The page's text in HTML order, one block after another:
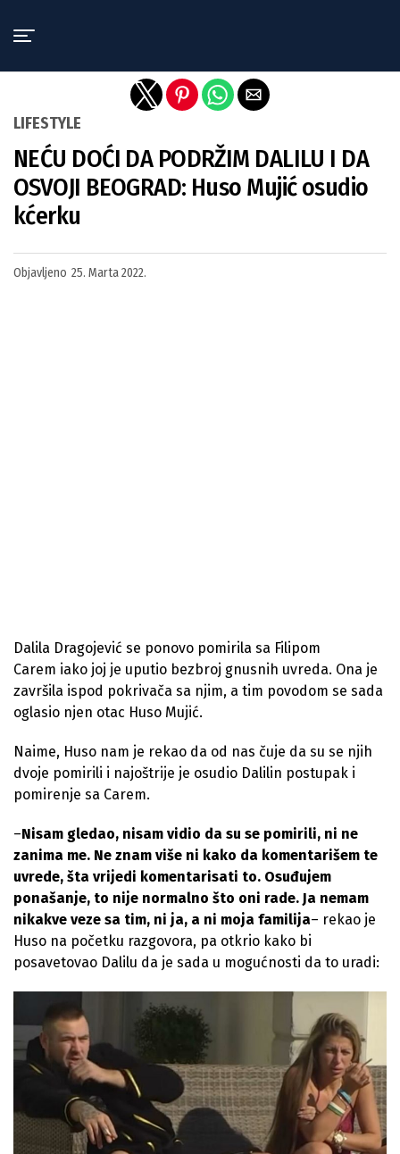
LIFESTYLE
NEĆU DOĆI DA PODRŽIM DALILU I DA
OSVOJI BEOGRAD: Huso Mujić osudio
kćerku
Objavljeno 25. Marta 2022.
Dalila Dragojević se ponovo pomirila sa Filipom
Carem iako joj je uputio bezbroj gnusnih uvreda. Ona je
završila ispod pokrivača sa njim, a tim povodom se sada
oglasio njen otac Huso Mujić.
Naime, Huso nam je rekao da od nas čuje da su se njih
dvoje pomirili i najoštrije je osudio Dalilin postupak i
pomirenje sa Carem.
–Nisam gledao, nisam vidio da su se pomirili, ni ne
zanima me. Ne znam više ni kako da komentarišem te
uvrede, šta vrijedi komentarisati to. Osuđujem
ponašanje, to nije normalno što oni rade. Ja nemam
nikakve veze sa tim, ni ja, a ni moja familija– rekao je
Huso na početku razgovora, pa otkrio kako bi
posavetovao Dalilu da je sada u mogućnosti da to uradi: